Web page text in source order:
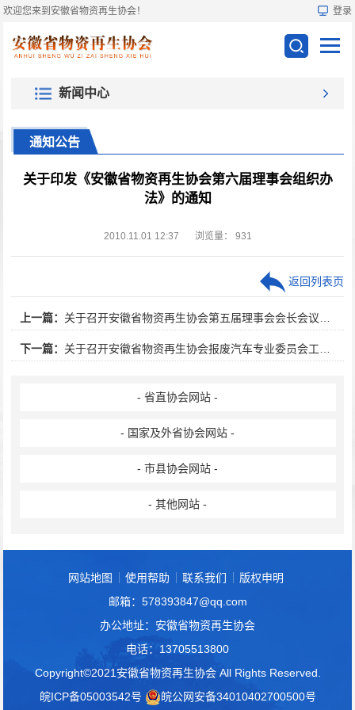
欢迎您来到安徽省物资再生协会！ 登录
新闻中心
通知公告
关于印发《安徽省物资再生协会第六届理事会组织办
法》的通知
2010.11.01 12:37 浏览量： 931
上一篇： 关于召开安徽省物资再生协会第五届理事会会长会议的通知
下一篇： 关于召开安徽省物资再生协会报废汽车专业委员会工作会议的通知
返回列表页
- 省直协会网站 -
- 国家及外省协会网站 -
- 市县协会网站 -
- 其他网站 -
网站地图 使用帮助 联系我们
版权申明
邮箱：578393847@qq.com
办公地址：安徽省物资再生协会
电话：13705513800
Copyright©2021安徽省物资再生协会 All Rights Reserved.
皖ICP备05003542号
皖公网安备34010402700500号